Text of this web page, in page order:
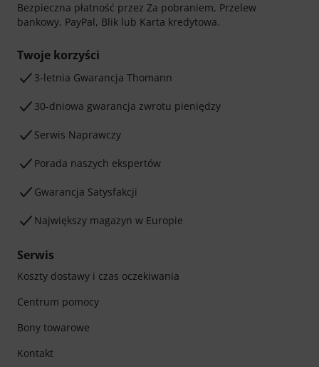
Bezpieczna płatność przez Za pobraniem, Przelew
bankowy, PayPal, Blik lub Karta kredytowa.
Twoje korzyści
3-letnia Gwarancja Thomann
30-dniowa gwarancja zwrotu pieniędzy
Serwis Naprawczy
Porada naszych ekspertów
Gwarancja Satysfakcji
Największy magazyn w Europie
Serwis
Koszty dostawy i czas oczekiwania
Centrum pomocy
Bony towarowe
Kontakt